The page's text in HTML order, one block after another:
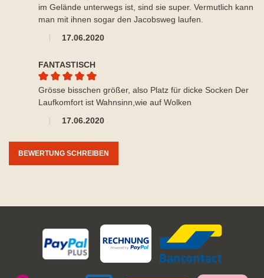
17.06.2020
im Gelände unterwegs ist, sind sie super. Vermutlich kann
man mit ihnen sogar den Jacobsweg laufen.
FANTASTISCH
Durchschnittliche Bewertung von 5 von 5 Sternen
17.06.2020
Grösse bisschen größer, also Platz für dicke Socken Der
Laufkomfort ist Wahnsinn,wie auf Wolken
BEWERTUNG SCHREIBEN